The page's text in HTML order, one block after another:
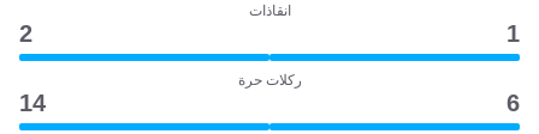
انقاذات
1
2
ركلات حرة
6
14